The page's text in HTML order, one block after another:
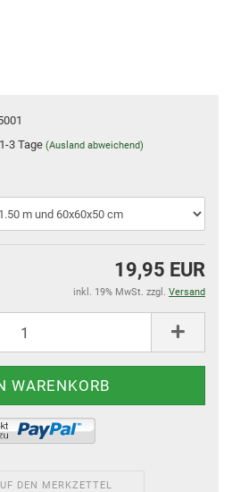
1-3 Tage(Ausland abweichend)
19,95 EUR
inkl. 19% MwSt. zzgl. Versand
DEN MERKZETTEL